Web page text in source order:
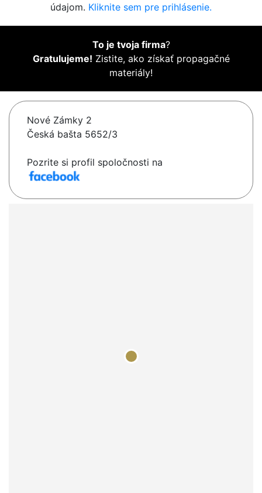
údajom. Kliknite sem pre prihlásenie.
To je tvoja firma?
Gratulujeme! Zistite, ako získať propagačné
materiály!
Nové Zámky 2
Česká bašta 5652/3
Pozrite si profil spoločnosti na